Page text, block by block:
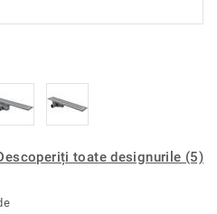
toate designurile (5)